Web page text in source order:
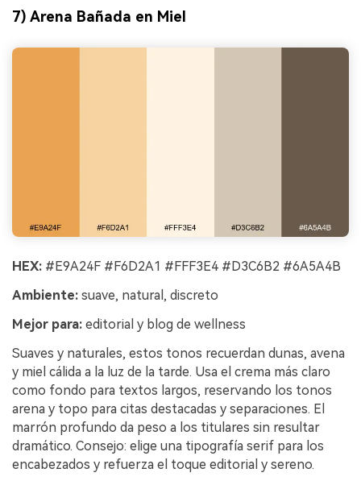
7) Arena Bañada en Miel
HEX: #E9A24F #F6D2A1 #FFF3E4 #D3C6B2 #6A5A4B
Ambiente: suave, natural, discreto
Mejor para: editorial y blog de wellness
Suaves y naturales, estos tonos recuerdan dunas, avena
y miel cálida a la luz de la tarde. Usa el crema más claro
como fondo para textos largos, reservando los tonos
arena y topo para citas destacadas y separaciones. El
marrón profundo da peso a los titulares sin resultar
dramático. Consejo: elige una tipografía serif para los
encabezados y refuerza el toque editorial y sereno.